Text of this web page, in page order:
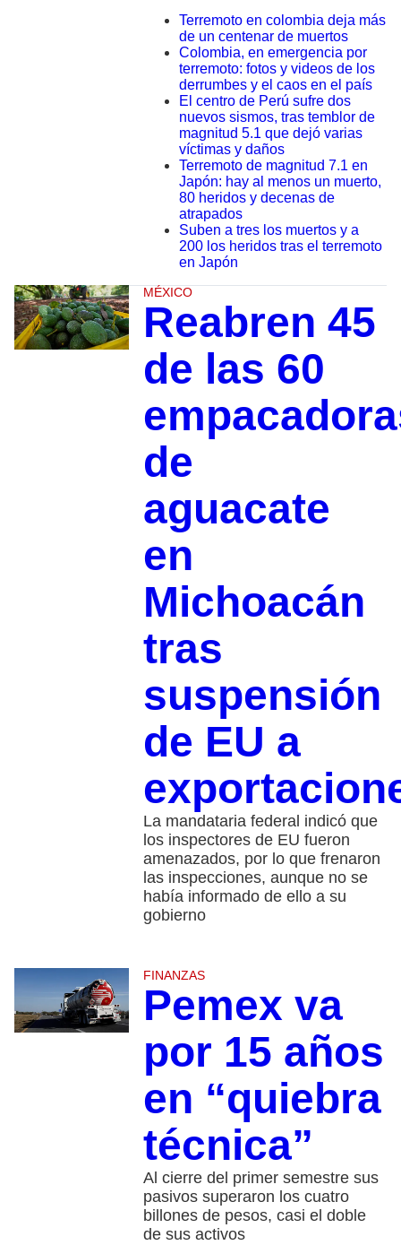
Terremoto en colombia deja más
de un centenar de muertos
Colombia, en emergencia por
terremoto: fotos y videos de los
derrumbes y el caos en el país
El centro de Perú sufre dos
nuevos sismos, tras temblor de
magnitud 5.1 que dejó varias
víctimas y daños
Terremoto de magnitud 7.1 en
Japón: hay al menos un muerto,
80 heridos y decenas de
atrapados
Suben a tres los muertos y a
200 los heridos tras el terremoto
en Japón
MÉXICO
Reabren 45
de las 60
de
aguacate
en
Michoacán
tras
suspensión
de EU a
La mandataria federal indicó que
los inspectores de EU fueron
amenazados, por lo que frenaron
las inspecciones, aunque no se
había informado de ello a su
gobierno
FINANZAS
Pemex va
por 15 años
en “quiebra
técnica”
Al cierre del primer semestre sus
pasivos superaron los cuatro
billones de pesos, casi el doble
de sus activos